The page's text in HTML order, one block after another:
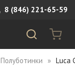
8 (846) 221-65-59
Полуботинки Luca